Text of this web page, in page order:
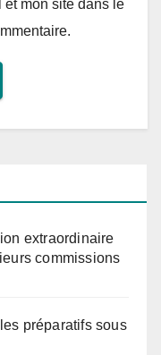
et mon site dans le
extraordinaire
commissions
préparatifs sous